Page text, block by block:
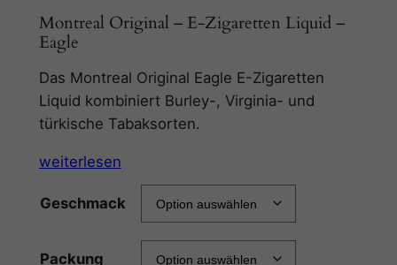
Montreal Original – E-Zigaretten Liquid –
Eagle
Das Montreal Original Eagle E-Zigaretten
Liquid kombiniert Burley-, Virginia- und
türkische Tabaksorten.
weiterlesen
Geschmack
Packung